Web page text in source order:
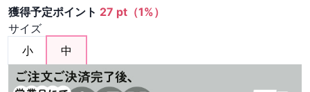
獲得予定ポイント 27 pt（1%）
サイズ
小
中